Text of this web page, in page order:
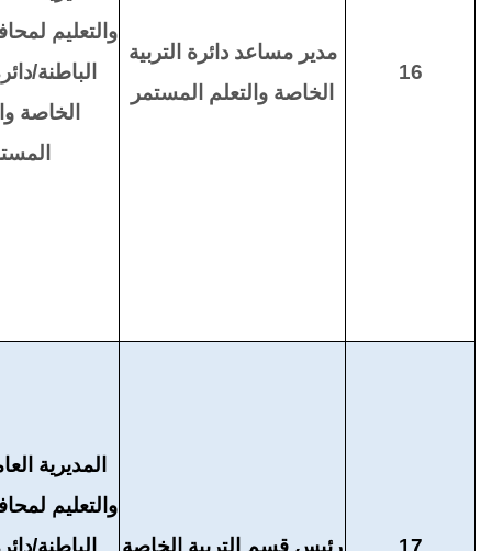
16
مدير مساعد دائرة التربية
الخاصة والتعلم المستمر
والتعليم
الباطنة/
الخاصة
17 رئيس قسم التربية الخاصة
المديرية
والتعليم
الباطنة/